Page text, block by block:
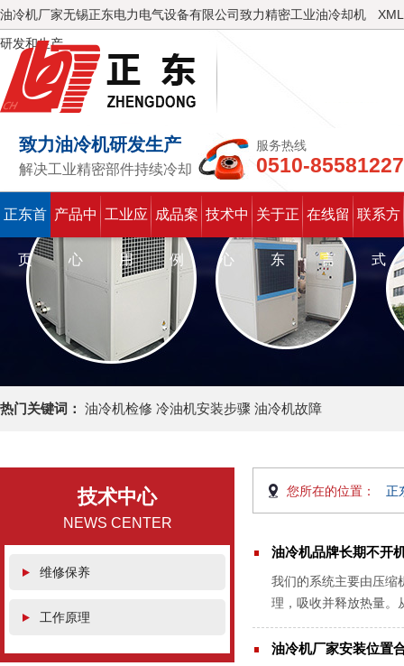
XML
油冷机厂家无锡正东电力电气设备有限公司致力精密工业油冷却机
研发和生产
致力油冷机研发生产
解决工业精密部件持续冷却
服务热线
0510-85581227
正东首
页
产品中
心
工业应
用
成品案
例
技术中
心
关于正
东
在线留
言
联系方
式
热门关键词： 油冷机检修 冷油机安装步骤 油冷机故障
技术中心
NEWS CENTER
维修保养
工作原理
您所在的位置： 正
油冷机品牌长期不开
我们的系统主要由压缩
理，吸收并释放热量。
般都是很注重的，一般
油冷机厂家安装位置